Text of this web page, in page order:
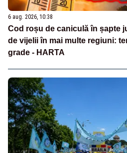
6 aug. 2026, 10:38
Cod roșu de caniculă în șapte
de vijelii în mai multe regiuni:
grade - HARTA